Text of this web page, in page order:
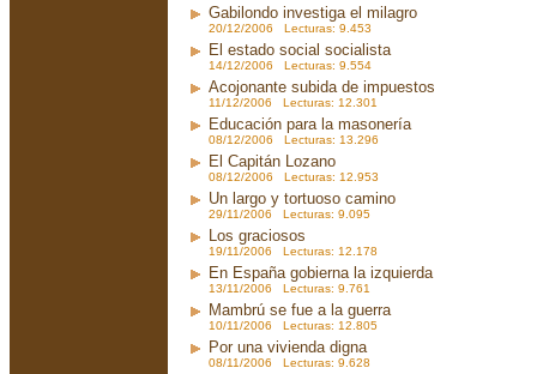
Gabilondo investiga el milagro
20/12/2006 Lecturas: 9.453
El estado social socialista
14/12/2006 Lecturas: 9.554
Acojonante subida de impuestos
11/12/2006 Lecturas: 12.301
Educación para la masonería
08/12/2006 Lecturas: 13.296
El Capitán Lozano
08/12/2006 Lecturas: 12.953
Un largo y tortuoso camino
29/11/2006 Lecturas: 9.095
Los graciosos
19/11/2006 Lecturas: 12.178
En España gobierna la izquierda
13/11/2006 Lecturas: 9.761
Mambrú se fue a la guerra
10/11/2006 Lecturas: 12.805
Por una vivienda digna
08/11/2006 Lecturas: 9.628